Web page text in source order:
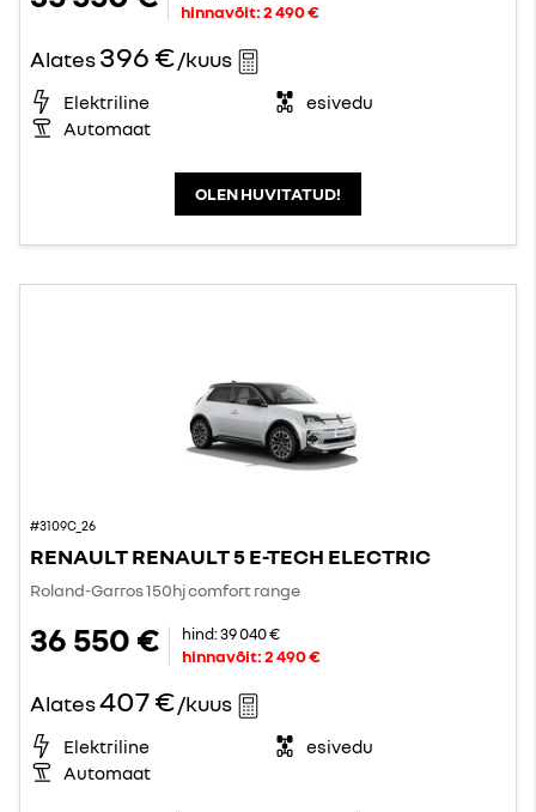
hinnavõit:2 490 €
Alates396 €/kuus
Elektriline
esivedu
Automaat
OLEN HUVITATUD!
#3109C_26
RENAULT RENAULT 5 E-TECH ELECTRIC
Roland-Garros 150hj comfort range
36 550 € hind:39 040 €
hinnavõit:2 490 €
Alates407 €/kuus
Elektriline
esivedu
Automaat